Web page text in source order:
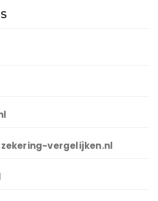
vergelijken.nl